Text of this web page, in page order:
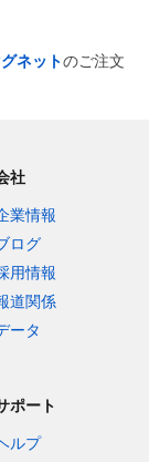
ネットのご注文
社
業情報
ログ
用情報
道関係
ータ
ポート
ルプ